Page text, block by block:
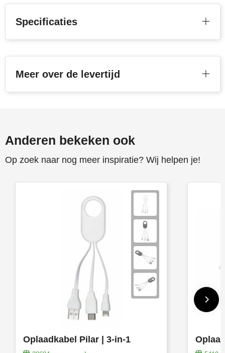
Specificaties
Meer over de levertijd
Anderen bekeken ook
Op zoek naar nog meer inspiratie? Wij helpen je!
Oplaadkabel Pilar | 3-in-1